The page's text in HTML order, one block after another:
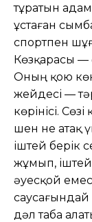
тұратын
ұстаған
спортпен
Көзқарасы —
Оның қою
жейдесі —
көрінісі.
шен не атақ
іштей берік
жұмып,
әуесқой
саусағындай
дәл таба